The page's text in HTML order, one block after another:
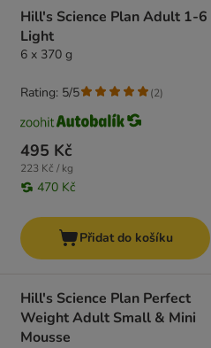
Hill's Science Plan Adult 1-6
Light
6 x 370 g
495 Kč
223 Kč / kg
470 Kč
Rating: 5/5 (2)
Přidat do košíku
Hill's Science Plan Perfect
Weight Adult Small & Mini
Mousse